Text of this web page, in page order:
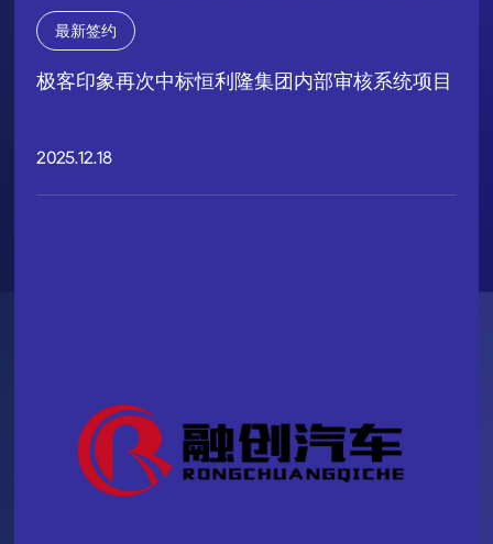
最新签约
极客印象再次中标恒利隆集团内部审核系统项目
2025.12.18